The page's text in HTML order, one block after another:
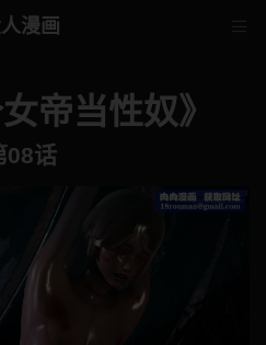
漫画
帝当性奴》
08话